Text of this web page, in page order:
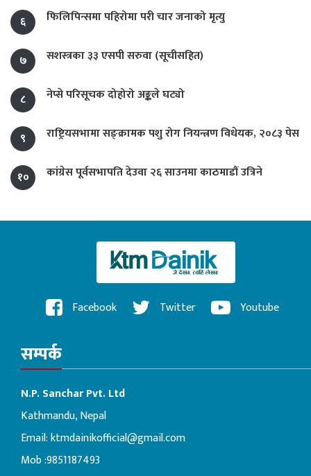
६ फिलिपिन्समा पहिरोमा परी चार जनाको मृत्यु
७ सशस्त्रका ३३ एसपी सरुवा (सूचीसहित)
८ नेप्से परिसूचक दोहोरो अङ्कले घट्यो
९ राष्ट्रियसभामा सङ्क्रामक पशु रोग नियन्त्रण विधेयक, २०८३ पेस
१० कांग्रेस पूर्वसभापति देउवा २६ साउनमा काठमाडौं उत्रिने
Facebook Twitter Youtube
सम्पर्क
N.P. Sanchar Pvt. Ltd
Kathmandu, Nepal
Email:ktmdainikofficial@gmail.com
Mob :9851187493